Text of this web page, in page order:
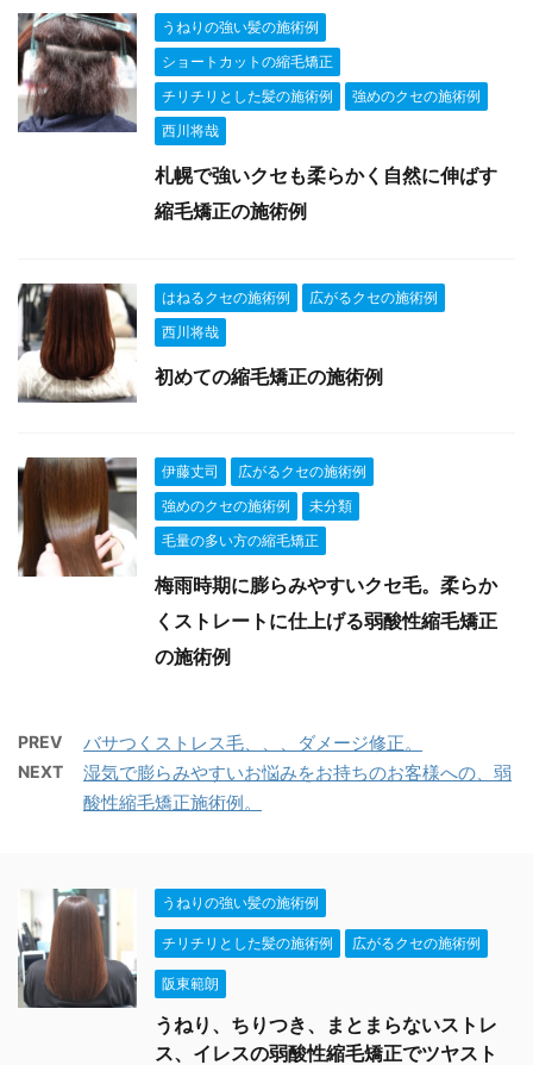
うねりの強い髪の施術例
ショートカットの縮毛矯正
チリチリとした髪の施術例
強めのクセの施術例
西川将哉
札幌で強いクセも柔らかく自然に伸ばす
縮毛矯正の施術例
はねるクセの施術例
広がるクセの施術例
西川将哉
初めての縮毛矯正の施術例
伊藤丈司
広がるクセの施術例
強めのクセの施術例
未分類
毛量の多い方の縮毛矯正
梅雨時期に膨らみやすいクセ毛。柔らか
くストレートに仕上げる弱酸性縮毛矯正
の施術例
PREV バサつくストレス毛、、、ダメージ修正。
NEXT
湿気で膨らみやすいお悩みをお持ちのお客様への、弱
酸性縮毛矯正施術例。
うねりの強い髪の施術例
チリチリとした髪の施術例 広がるクセの施術例
阪東範朗
うねり、ちりつき、まとまらないストレ
ス、イレスの弱酸性縮毛矯正でツヤスト